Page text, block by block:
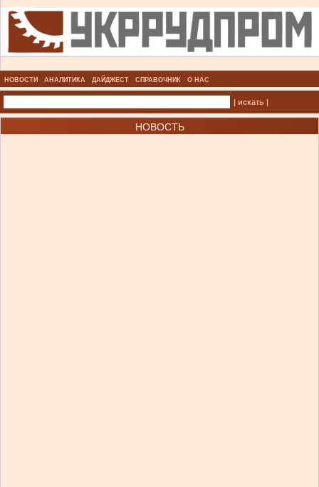
НОВОСТИ АНАЛИТИКА ДАЙДЖЕСТ СПРАВОЧНИК О НАС
| искать |
НОВОСТЬ